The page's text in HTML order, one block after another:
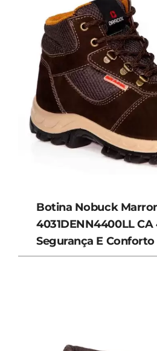
Botina Nobuck
4031DENN4400LL CA
Segurança E Conforto